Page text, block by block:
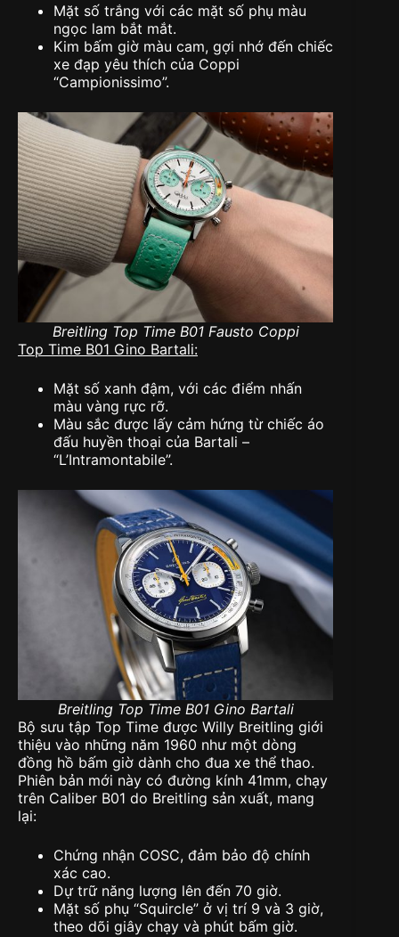
Mặt số trắng với các mặt số phụ màu
ngọc lam bắt mắt.
Kim bấm giờ màu cam, gợi nhớ đến chiếc
xe đạp yêu thích của Coppi
“Campionissimo”.
Breitling Top Time B01 Fausto Coppi
Top Time B01 Gino Bartali:
Mặt số xanh đậm, với các điểm nhấn
màu vàng rực rỡ.
Màu sắc được lấy cảm hứng từ chiếc áo
đấu huyền thoại của Bartali –
“L’Intramontabile”.
Breitling Top Time B01 Gino Bartali
Bộ sưu tập Top Time được Willy Breitling giới
thiệu vào những năm 1960 như một dòng
đồng hồ bấm giờ dành cho đua xe thể thao.
Phiên bản mới này có đường kính 41mm, chạy
trên Caliber B01 do Breitling sản xuất, mang
lại:
Chứng nhận COSC, đảm bảo độ chính
xác cao.
Dự trữ năng lượng lên đến 70 giờ.
Mặt số phụ “Squircle” ở vị trí 9 và 3 giờ,
theo dõi giây chạy và phút bấm giờ.